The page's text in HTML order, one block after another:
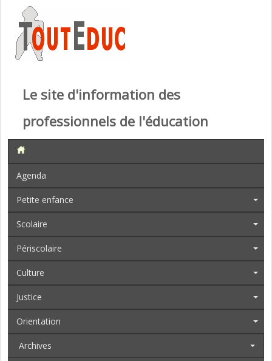
Le site d'information des
professionnels de l'éducation
Agenda
Petite enfance
Scolaire
Périscolaire
Culture
Justice
Orientation
Archives